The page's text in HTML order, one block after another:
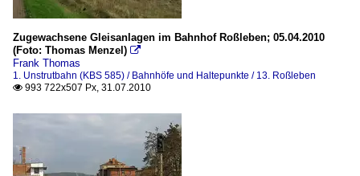
Zugewachsene Gleisanlagen im Bahnhof Roßleben; 05.04.2010
(Foto: Thomas Menzel) 
Frank Thomas
1. Unstrutbahn (KBS 585) / Bahnhöfe und Haltepunkte / 13. Roßleben
 993 722x507 Px, 31.07.2010